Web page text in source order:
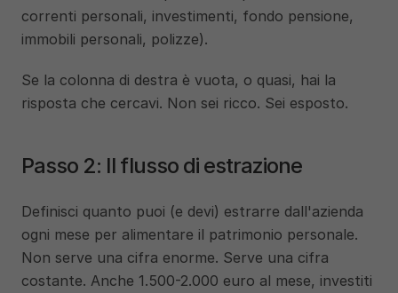
correnti personali, investimenti, fondo pensione,
immobili personali, polizze).
Se la colonna di destra è vuota, o quasi, hai la
risposta che cercavi. Non sei ricco. Sei esposto.
Passo 2: Il flusso di estrazione
Definisci quanto puoi (e devi) estrarre dall'azienda
ogni mese per alimentare il patrimonio personale.
Non serve una cifra enorme. Serve una cifra
costante. Anche 1.500-2.000 euro al mese, investiti